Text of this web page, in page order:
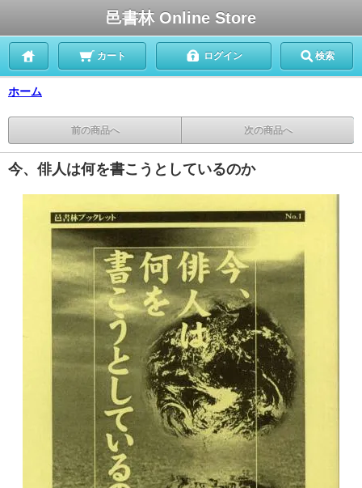
邑書林 Online Store
カート ログイン 検索
ホーム
前の商品へ 次の商品へ
今、俳人は何を書こうとしているのか